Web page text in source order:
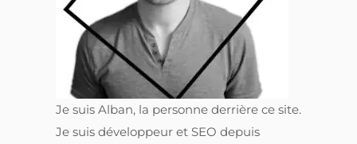
Je suis Alban, la personne derrière ce site.
Je suis développeur et SEO depuis